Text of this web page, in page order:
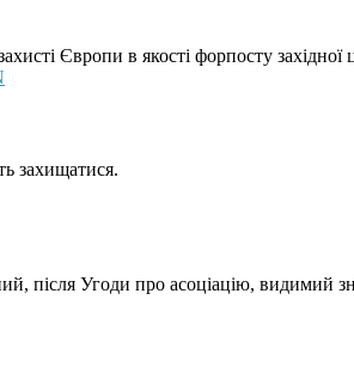
Європи в якості форпосту західної
захищатися.
після Угоди про асоціацію, видимий